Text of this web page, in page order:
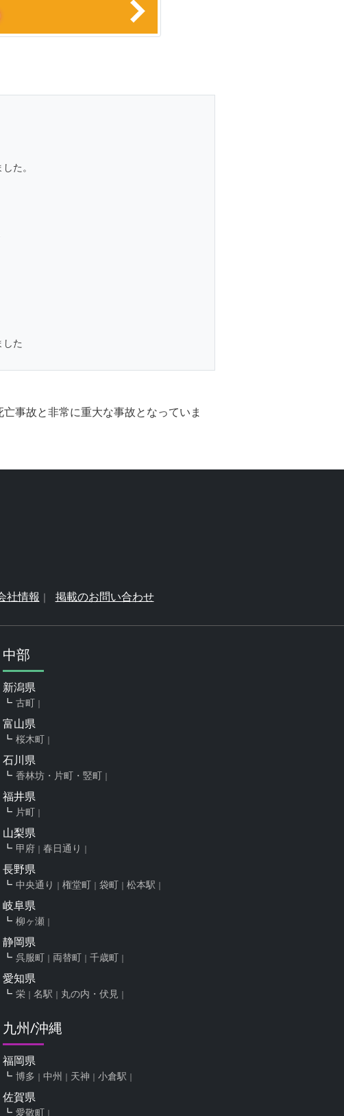
た。
た
事故と非常に重大な事故となっていま
社情報 掲載のお問い合わせ
中部
新潟県
古町
富山県
桜木町
石川県
香林坊・片町・竪町
福井県
片町
山梨県
甲府 春日通り
長野県
中央通り 権堂町 袋町 松本駅
岐阜県
柳ヶ瀬
静岡県
呉服町 両替町 千歳町
愛知県
栄 名駅 丸の内・伏見
九州/沖縄
福岡県
博多 中州 天神 小倉駅
佐賀県
愛敬町